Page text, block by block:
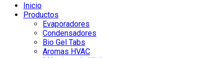
Inicio
Productos
Evaporadores
Condensadores
Bio Gel Tabs
Aromas HVAC